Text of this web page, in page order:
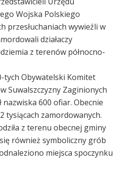
Wojska Polskiego
przesłuchaniach wywieźli w
działaczy
z terenów północno-
tych Obywatelski Komitet
Suwalszczyzny Zaginionych
600 ofiar. Obecnie
tysiącach zamordowanych.
z terenu obecnej gminy
również symboliczny grób
miejsca spoczynku